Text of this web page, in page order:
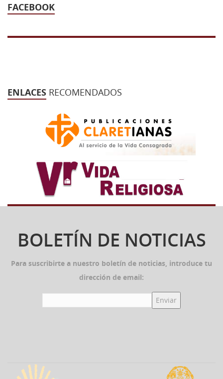
FACEBOOK
ENLACES RECOMENDADOS
BOLETÍN DE NOTICIAS
Para suscribirte a nuestro boletín de noticias, introduce tu
dirección de email: